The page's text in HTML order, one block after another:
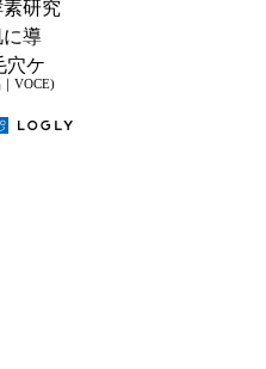
研究
導
穴ケ
VOCE)